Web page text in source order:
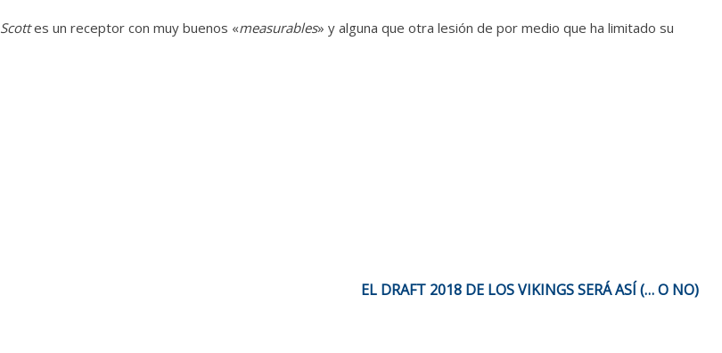
Scottes un receptor con muy buenos «measurables» y alguna que otra lesión de por medio que ha limitado su
EL DRAFT 2018 DE LOS VIKINGS SERÁ ASÍ (… O NO)